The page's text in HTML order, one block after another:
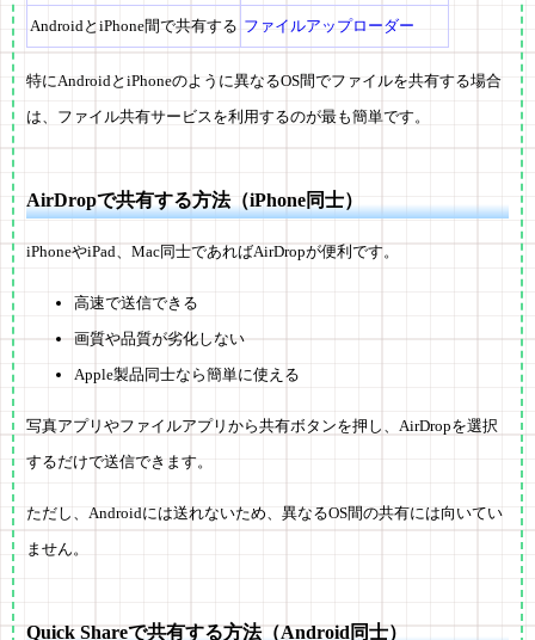
AndroidとiPhone間で共有する ファイルアップローダー
特にAndroidとiPhoneのように異なるOS間でファイルを共有する場合
は、ファイル共有サービスを利用するのが最も簡単です。
AirDropで共有する方法（iPhone同士）
iPhoneやiPad、Mac同士であればAirDropが便利です。
高速で送信できる
画質や品質が劣化しない
Apple製品同士なら簡単に使える
写真アプリやファイルアプリから共有ボタンを押し、AirDropを選択
するだけで送信できます。
ただし、 Androidには送れないため、異なるOS間の共有には向いてい
ません。
Quick Shareで共有する方法（Android同士）